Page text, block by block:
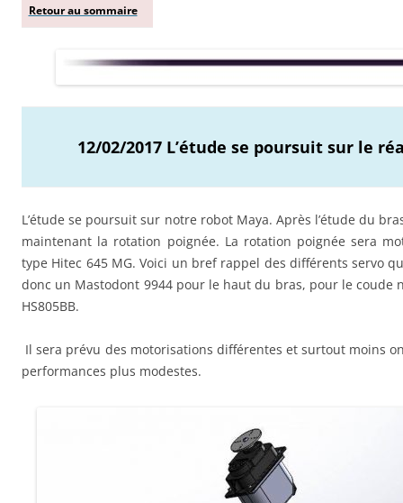
Retour au sommaire
12/02/2017 L’étude se poursuit sur le
L’étude se poursuit sur notre robot Maya. Après l’étude du
maintenant la rotation poignée. La rotation poignée sera
type Hitec 645 MG. Voici un bref rappel des différents servo
donc un Mastodont 9944 pour le haut du bras, pour le coude
HS805BB.
Il sera prévu des motorisations différentes et surtout moins
performances plus modestes.